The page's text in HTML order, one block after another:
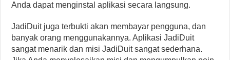
Anda dapat menginstal aplikasi secara langsung.
JadiDuit juga terbukti akan membayar pengguna, dan
banyak orang menggunakannya. Aplikasi JadiDuit
sangat menarik dan misi JadiDuit sangat sederhana.